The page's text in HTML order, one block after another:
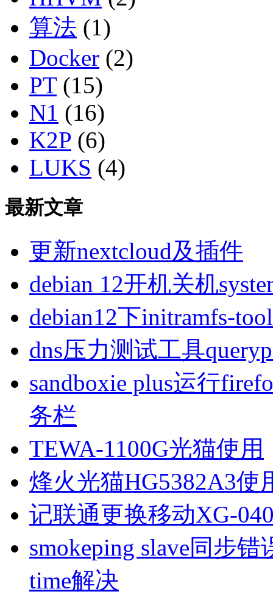
算法 (1)
Docker (2)
PT(15)
N1 (16)
K2P (6)
LUKS (4)
最新文章
更新nextcloud及插件
debian 12开机关机
debian12下initramfs-
dns压力测试工具
sandboxie plus运行
务栏
TEWA-1100G光猫使用
烽火光猫HG5382A3使
记联通更换移动XG-
smokeping slave同步错
time解决